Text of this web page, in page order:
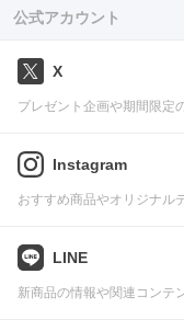
公式アカウント
X
プレゼント企画や期間限定
Instagram
おすすめ商品やオリジナル
LINE
新商品の情報や関連コンテ